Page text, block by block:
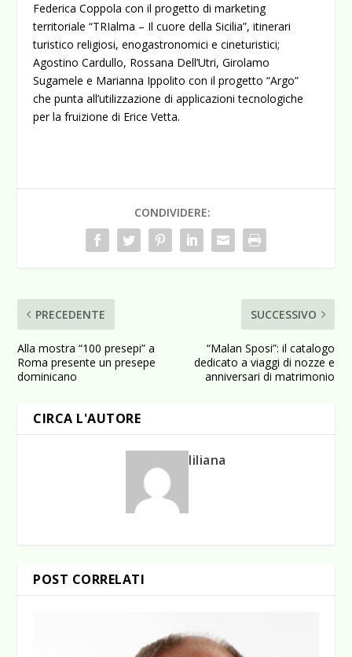
Federica Coppola con il progetto di marketing
territoriale “TRIalma – Il cuore della Sicilia”, itinerari
turistico religiosi, enogastronomici e cineturistici;
Agostino Cardullo, Rossana Dell’Utri, Girolamo
Sugamele e Marianna Ippolito con il progetto “Argo”
che punta all’utilizzazione di applicazioni tecnologiche
per la fruizione di Erice Vetta.
CONDIVIDERE:
PRECEDENTE
Alla mostra “100 presepi” a
Roma presente un presepe
dominicano
SUCCESSIVO
“Malan Sposi”: il catalogo
dedicato a viaggi di nozze e
anniversari di matrimonio
CIRCA L'AUTORE
liliana
POST CORRELATI